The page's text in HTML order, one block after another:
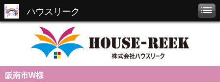
ハウスリーク
阪南市W様